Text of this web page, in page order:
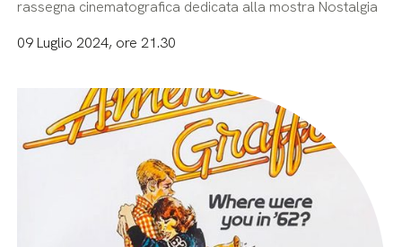
rassegna cinematografica dedicata alla mostra Nostalgia
09 Luglio 2024, ore 21.30